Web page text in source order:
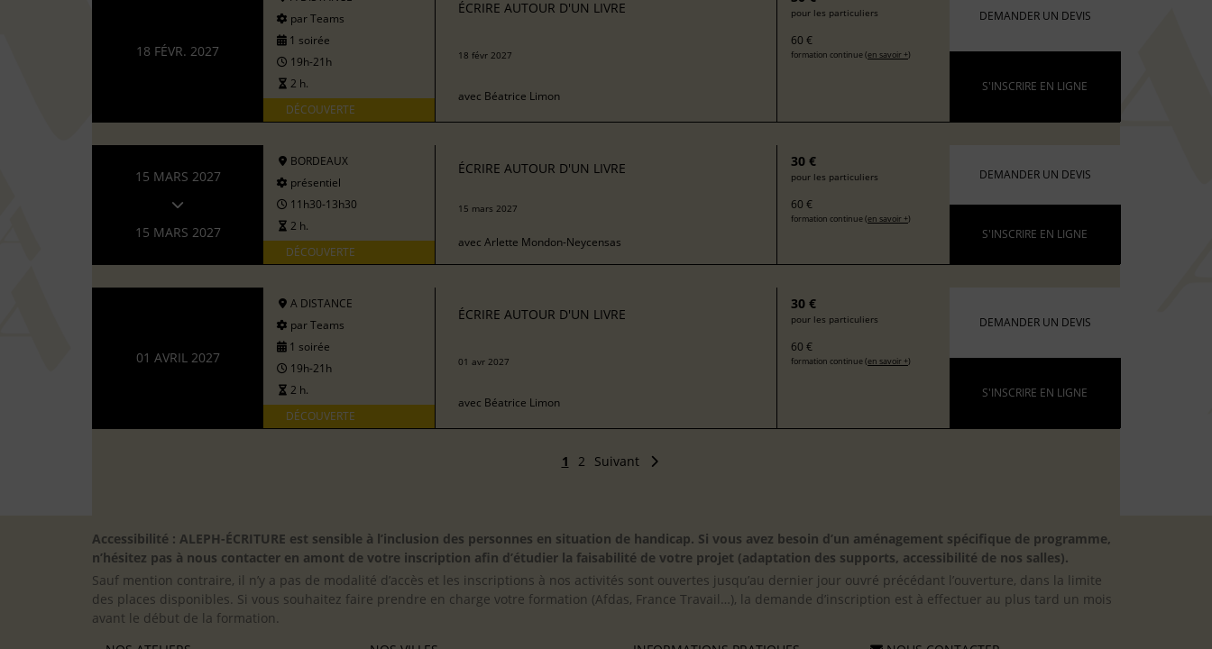
18 FÉVR. 2027
par Teams
1 soirée
19h-21h
2 h.
DÉCOUVERTE
ÉCRIRE AUTOUR D'UN LIVRE
18 févr 2027
avec Béatrice Limon
pour les particuliers
60 €
formation continue (en savoir +)
DEMANDER UN DEVIS
S'INSCRIRE EN LIGNE
15 MARS 2027
15 MARS 2027
BORDEAUX
présentiel
11h30-13h30
2 h.
DÉCOUVERTE
ÉCRIRE AUTOUR D'UN LIVRE
15 mars 2027
avec Arlette Mondon-Neycensas
30 €
pour les particuliers
60 €
formation continue (en savoir +)
DEMANDER UN DEVIS
S'INSCRIRE EN LIGNE
01 AVRIL 2027
A DISTANCE
par Teams
1 soirée
19h-21h
2 h.
DÉCOUVERTE
ÉCRIRE AUTOUR D'UN LIVRE
01 avr 2027
avec Béatrice Limon
30 €
pour les particuliers
60 €
formation continue (en savoir +)
DEMANDER UN DEVIS
S'INSCRIRE EN LIGNE
1 2 Suivant
Accessibilité : ALEPH-ÉCRITURE est sensible à l’inclusion des personnes en situation de handicap. Si vous avez besoin d’un aménagement spécifique de programme,
n’hésitez pas à nous contacter en amont de votre inscription afin d’étudier la faisabilité de votre projet (adaptation des supports, accessibilité de nos salles).
Sauf mention contraire, il n’y a pas de modalité d’accès et les inscriptions à nos activités sont ouvertes jusqu’au dernier jour ouvré précédant l’ouverture, dans la limite
des places disponibles. Si vous souhaitez faire prendre en charge votre formation (Afdas, France Travail…), la demande d’inscription est à effectuer au plus tard un mois
avant le début de la formation.